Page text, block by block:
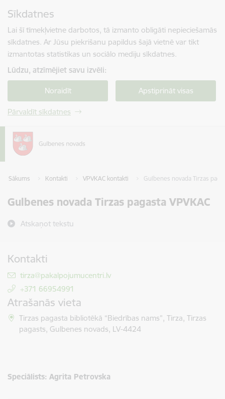
Sīkdatnes
Lai šī tīmekļvietne darbotos, tā izmanto obligāti nepieciešamās
sīkdatnes. Ar Jūsu piekrišanu papildus šajā vietnē var tikt
izmantotas statistikas un sociālo mediju sīkdatnes.
Lūdzu, atzīmējiet savu izvēli:
Noraidīt Apstiprināt visas
Pārvaldīt sīkdatnes
Sākums Kontakti VPVKAC kontakti Gulbenes novada Tirzas
Gulbenes novada Tirzas pagasta VPVKAC
Atskaņot tekstu
Kontakti
E-pasts:
tirza@pakalpojumucentri.lv
+371 66954991
Atrašanās vieta
Tirzas pagasta bibliotēkā “Biedrības nams”, Tirza, Tirzas
pagasts, Gulbenes novads, LV-4424
Speciālists: Agrita Petrovska